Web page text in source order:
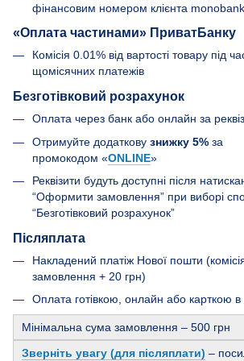
фінансовим номером клієнта monobank
«Оплата частинами» ПриватБанку
Комісія 0.01% від вартості товару під
щомісячних платежів
Безготівковий розрахунок
Оплата через банк або онлайн за
Отримуйте додаткову знижку 5% за
промокодом «ONLINE»
Реквізити будуть доступні після
“Оформити замовлення” при виборі
“Безготівковий розрахунок”
Післяплата
Накладений платіж Нової пошти
замовлення + 20 грн)
Оплата готівкою, онлайн або карткою в
Мінімальна сума замовлення – 500 грн
Зверніть увагу (для післяплати) –